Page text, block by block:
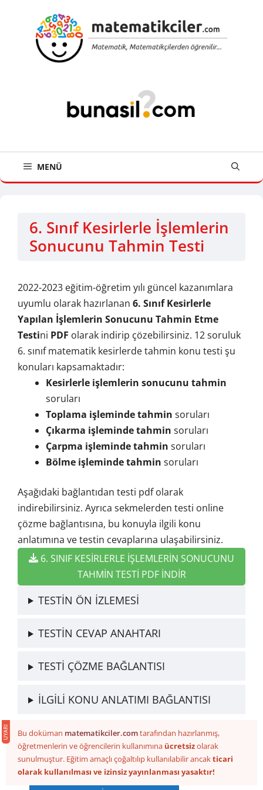
MENÜ
6. Sınıf Kesirlerle İşlemlerin
Sonucunu Tahmin Testi
2022-2023 eğitim-öğretim yılı güncel kazanımlara
uyumlu olarak hazırlanan 6. Sınıf Kesirlerle
Yapılan İşlemlerin Sonucunu Tahmin Etme
Testini PDF olarak indirip çözebilirsiniz. 12 soruluk
6. sınıf matematik kesirlerde tahmin konu testi şu
konuları kapsamaktadır:
Kesirlerle işlemlerin sonucunu tahmin
soruları
Toplama işleminde tahmin soruları
Çıkarma işleminde tahmin soruları
Çarpma işleminde tahmin soruları
Bölme işleminde tahmin soruları
Aşağıdaki bağlantıdan testi pdf olarak
indirebilirsiniz. Ayrıca sekmelerden testi online
çözme bağlantısına, bu konuyla ilgili konu
anlatımına ve testin cevaplarına ulaşabilirsiniz.
6. SINIF KESİRLERLE İŞLEMLERİN SONUCUNU
TAHMİN TESTİ PDF İNDİR
TESTİN ÖN İZLEMESİ
TESTİN CEVAP ANAHTARI
TESTİ ÇÖZME BAĞLANTISI
İLGİLİ KONU ANLATIMI BAĞLANTISI
Bu doküman matematikciler.comtarafından hazırlanmış,
öğretmenlerin ve öğrencilerin kullanımına ücretsizolarak
sunulmuştur. Eğitim amaçlı çoğaltılıp kullanılabilir ancakticari
olarak kullanılması ve izinsiz yayınlanması yasaktır!